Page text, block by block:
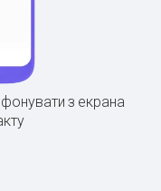
з екрана